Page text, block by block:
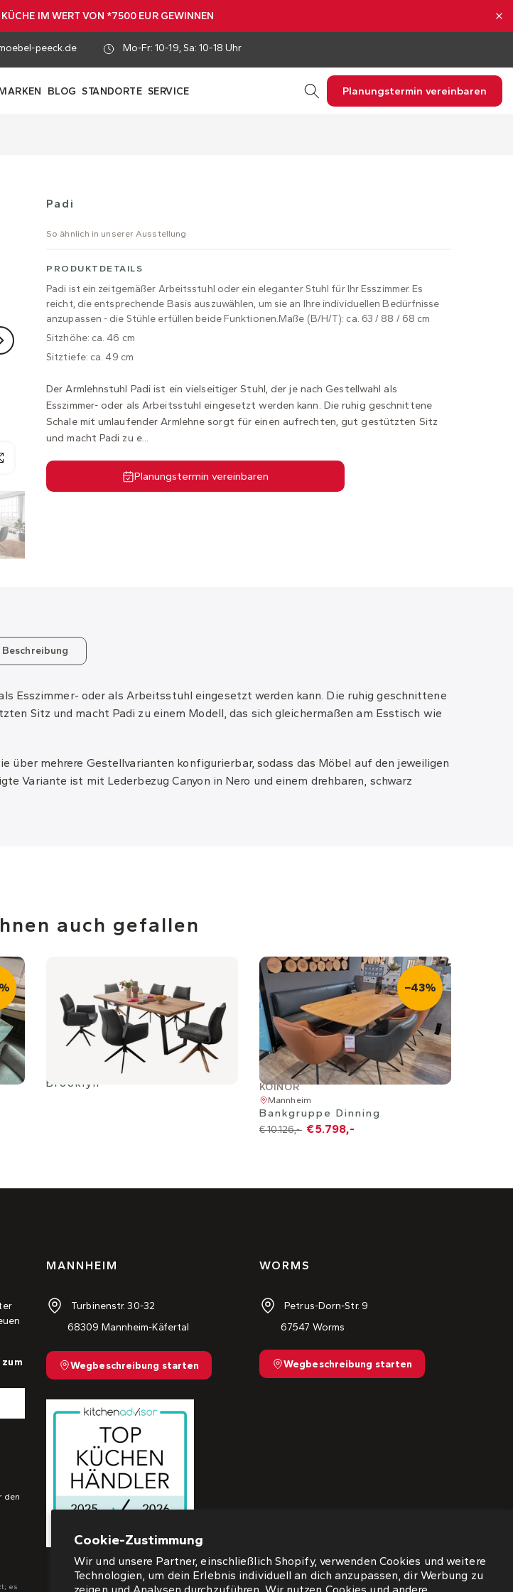
Cookie-Zustimmung
Wir und unsere Partner, einschließlich Shopify, verwenden Cookies und weitere
Technologien, um dein Erlebnis individuell an dich anzupassen, dir Werbung zu
IM WERT VON *7500 EUR GEWINNEN
peeck.de Mo-Fr: 10-19, Sa: 10-18 Uhr
BLOG STANDORTE SERVICE Planungstermin vereinbaren
Padi
So ähnlich in unserer Ausstellung
PRODUKTDETAILS
Padi ist ein zeitgemäßer Arbeitsstuhl oder ein eleganter Stuhl für Ihr Esszimmer. Es
reicht, die entsprechende Basis auszuwählen, um sie an Ihre individuellen Bedürfnisse
anzupassen - die Stühle erfüllen beide Funktionen.Maße (B/H/T): ca. 63 / 88 / 68 cm
Sitzhöhe: ca. 46 cm
Sitztiefe: ca. 49 cm
Der Armlehnstuhl Padi ist ein vielseitiger Stuhl, der je nach Gestellwahl als
Esszimmer- oder als Arbeitsstuhl eingesetzt werden kann. Die ruhig geschnittene
Schale mit umlaufender Armlehne sorgt für einen aufrechten, gut gestützten Sitz
und macht Padi zu e...
Planungstermin vereinbaren
Beschreibung
Esszimmer- oder als Arbeitsstuhl eingesetzt werden kann. Die ruhig geschnittene
Sitz und macht Padi zu einem Modell, das sich gleichermaßen am Esstisch wie
mehrere Gestellvarianten konfigurierbar, sodass das Möbel auf den jeweiligen
Variante ist mit Lederbezug Canyon in Nero und einem drehbaren, schwarz
auch gefallen
Brooklyn
−43%
KOINOR
Mannheim
Bankgruppe Dinning
€ 10.126,- € 5.798,-
den
es
MANNHEIM
Turbinenstr. 30-32
68309 Mannheim-Käfertal
Wegbeschreibung starten
WORMS
Petrus-Dorn-Str. 9
67547 Worms
Wegbeschreibung starten